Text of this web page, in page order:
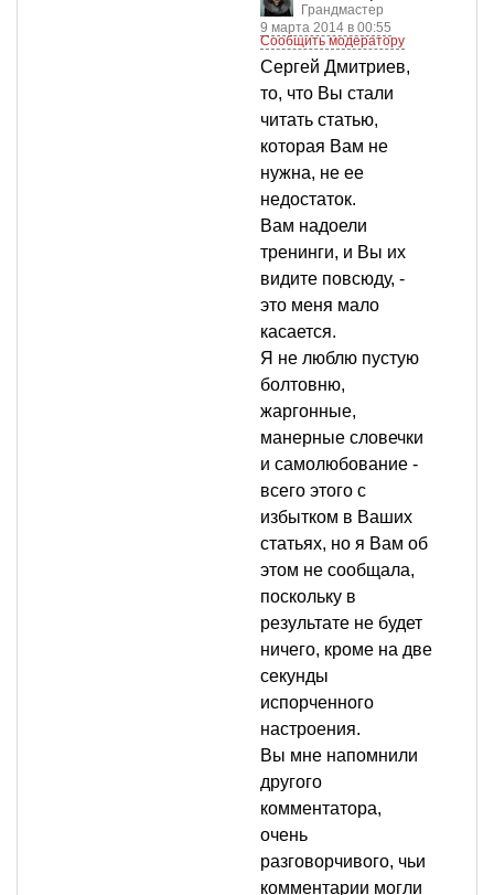
Грандмастер
9 марта 2014 в 00:55
Сообщить модератору
Сергей Дмитриев,
то, что Вы стали
читать статью,
которая Вам не
нужна, не ее
недостаток.
Вам надоели
тренинги, и Вы их
видите повсюду, -
это меня мало
касается.
Я не люблю пустую
болтовню,
жаргонные,
манерные словечки
и самолюбование -
всего этого с
избытком в Ваших
статьях, но я Вам об
этом не сообщала,
поскольку в
результате не будет
ничего, кроме на две
секунды
испорченного
настроения.
Вы мне напомнили
другого
комментатора,
очень
разговорчивого, чьи
комментарии могли